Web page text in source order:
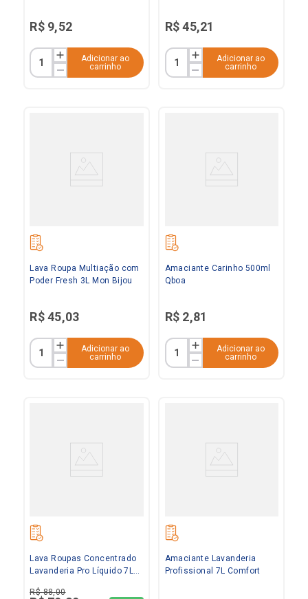
R$ 9,52
Adicionar ao
carrinho
R$ 45,21
Adicionar ao
carrinho
Lava Roupa Multiação com
Poder Fresh 3L Mon Bijou
R$ 45,03
Adicionar ao
carrinho
Amaciante Carinho 500ml
Qboa
R$ 2,81
Adicionar ao
carrinho
Lava Roupas Concentrado
Lavanderia Pro Líquido 7L
R$ 88,00
Amaciante Lavanderia
Profissional 7L Comfort